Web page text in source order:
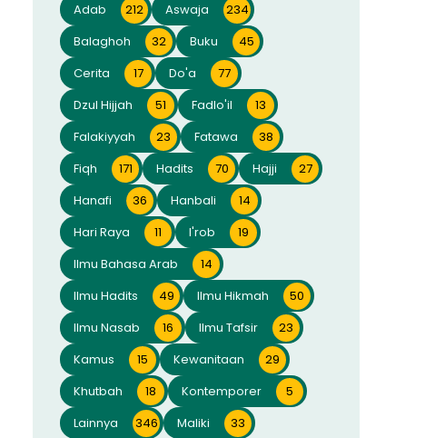
Adab 212 Aswaja
234
Balaghoh
32 Buku
45
Cerita
17 Do'a
77
Dzul Hijjah
51 Fadlo'il
13
Falakiyyah
23 Fatawa
38
Fiqh
171 Hadits 70 Hajji
27
Hanafi
36 Hanbali
14
Hari Raya
11 I'rob
19
Ilmu Bahasa Arab
14
Ilmu Hadits
49 Ilmu Hikmah
50
Ilmu Nasab
16 Ilmu Tafsir
23
Kamus
15 Kewanitaan
29
Khutbah
18 Kontemporer
5
Lainnya
346 Maliki
33